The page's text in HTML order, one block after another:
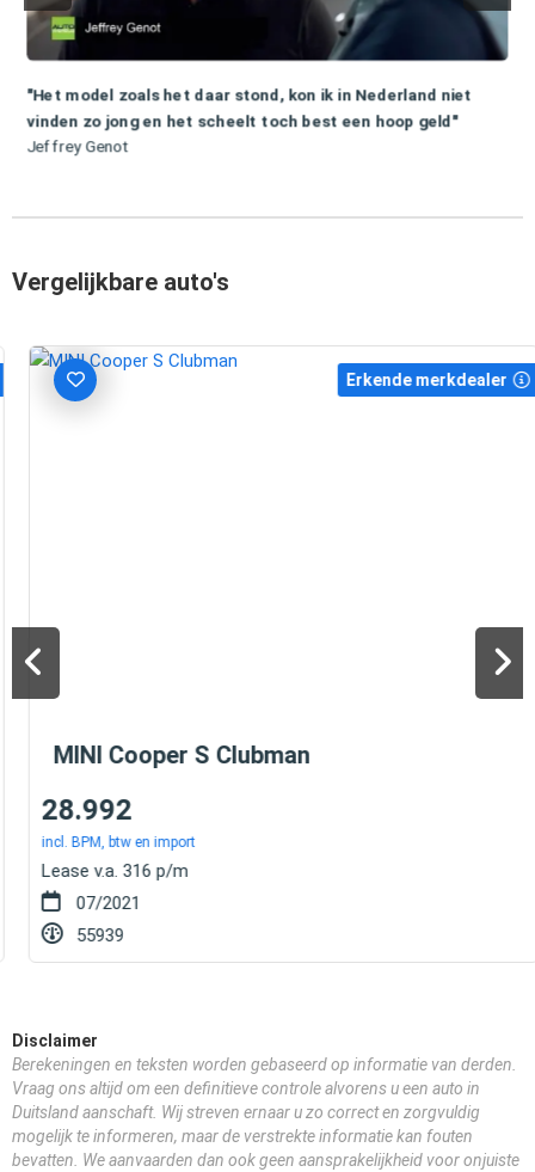
"Het model zoals het daar stond, kon ik in Nederland niet
vinden zo jong en het scheelt toch best een hoop geld"
Jeffrey Genot
Vergelijkbare auto's
Erkende merkdealer
MINI Cooper S Clubman
28.992
incl. BPM, btw en import
Lease v.a. 316 p/m
07/2021
55939
Disclaimer
Berekeningen en teksten worden gebaseerd op informatie van derden.
Vraag ons altijd om een definitieve controle alvorens u een auto in
Duitsland aanschaft. Wij streven ernaar u zo correct en zorgvuldig
mogelijk te informeren, maar de verstrekte informatie kan fouten
bevatten. We aanvaarden dan ook geen aansprakelijkheid voor onjuiste